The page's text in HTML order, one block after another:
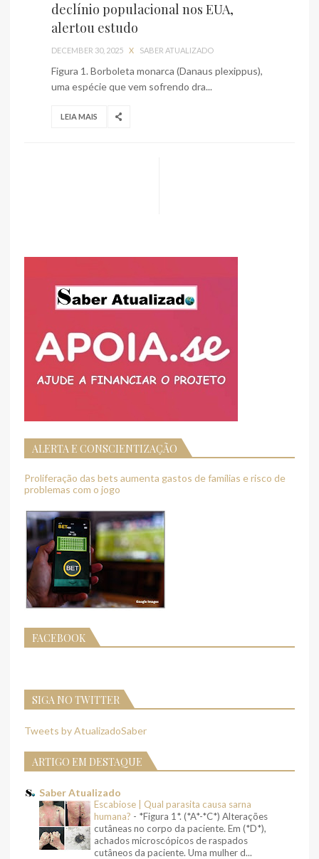
declínio populacional nos EUA,
alertou estudo
DECEMBER 30, 2025 X SABER ATUALIZADO
Figura 1. Borboleta monarca (Danaus plexippus),
uma espécie que vem sofrendo dra...
LEIA MAIS
ALERTA E CONSCIENTIZAÇÃO
Proliferação das bets aumenta gastos de famílias e risco de
problemas com o jogo
FACEBOOK
SIGA NO TWITTER
Tweets by AtualizadoSaber
ARTIGO EM DESTAQUE
Saber Atualizado
Escabiose | Qual parasita causa sarna
humana? - *Figura 1*. (*A*-*C*) Alterações
cutâneas no corpo da paciente. Em (*D*),
achados microscópicos de raspados
cutâneos da paciente. Uma mulher d...